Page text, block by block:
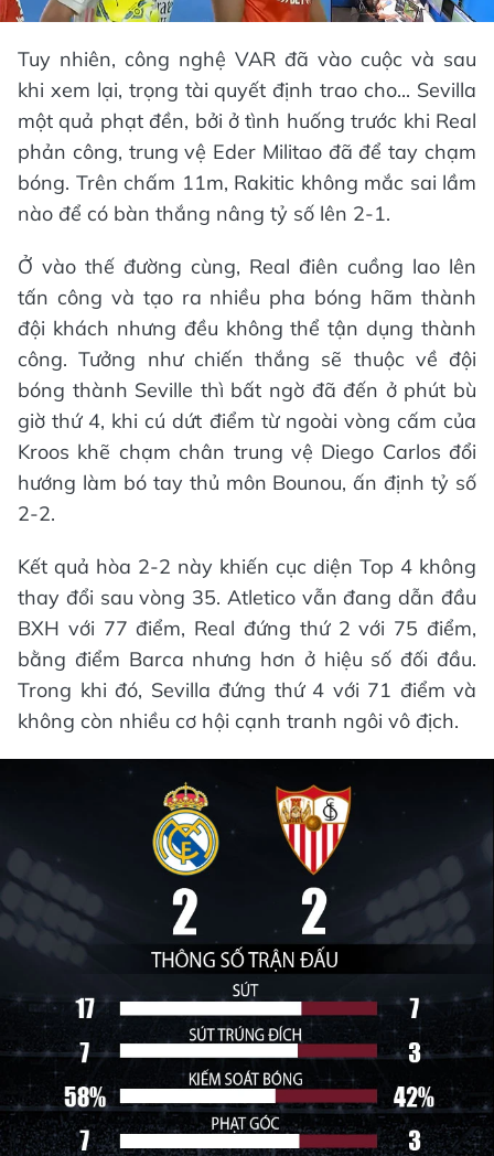
Tuy nhiên, công nghệ VAR đã vào cuộc và sau
khi xem lại, trọng tài quyết định trao cho... Sevilla
một quả phạt đền, bởi ở tình huống trước khi Real
phản công, trung vệ Eder Militao đã để tay chạm
bóng. Trên chấm 11m, Rakitic không mắc sai lầm
nào để có bàn thắng nâng tỷ số lên 2-1.
Ở vào thế đường cùng, Real điên cuồng lao lên
tấn công và tạo ra nhiều pha bóng hãm thành
đội khách nhưng đều không thể tận dụng thành
công. Tưởng như chiến thắng sẽ thuộc về đội
bóng thành Seville thì bất ngờ đã đến ở phút bù
giờ thứ 4, khi cú dứt điểm từ ngoài vòng cấm của
Kroos khẽ chạm chân trung vệ Diego Carlos đổi
hướng làm bó tay thủ môn Bounou, ấn định tỷ số
2-2.
Kết quả hòa 2-2 này khiến cục diện Top 4 không
thay đổi sau vòng 35. Atletico vẫn đang dẫn đầu
BXH với 77 điểm, Real đứng thứ 2 với 75 điểm,
bằng điểm Barca nhưng hơn ở hiệu số đối đầu.
Trong khi đó, Sevilla đứng thứ 4 với 71 điểm và
không còn nhiều cơ hội cạnh tranh ngôi vô địch.